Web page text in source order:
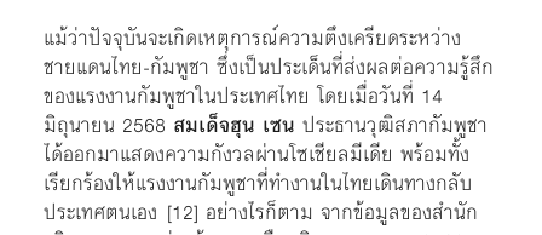
แม้ว่าปัจจุบันจะเกิดเหตุการณ์ความตึงเครียดระหว่าง
ชายแดนไทย-กัมพูชา ซึ่งเป็นประเด็นที่ส่งผลต่อความรู้สึก
ของแรงงานกัมพูชาในประเทศไทย โดยเมื่อวันที่ 14
มิถุนายน 2568 สมเด็จฮุน เซน ประธานวุฒิสภากัมพูชา
ได้ออกมาแสดงความกังวลผ่านโซเชียลมีเดีย พร้อมทั้ง
เรียกร้องให้แรงงานกัมพูชาที่ทำงานในไทยเดินทางกลับ
ประเทศตนเอง [12] อย่างไรก็ตาม จากข้อมูลของสำนัก